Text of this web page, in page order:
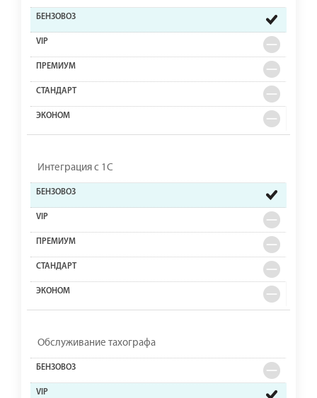
Интеграция с 1С
Обслуживание тахографа